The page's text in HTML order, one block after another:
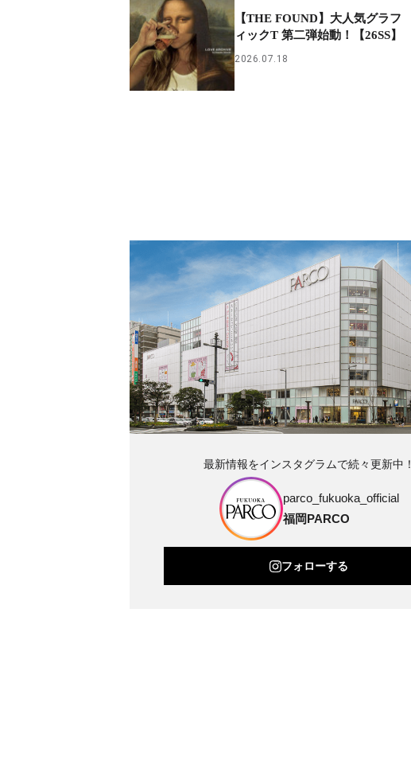
【THE FOUND】大人気グラフ
ィックT 第二弾始動！【26SS】
2026.07.18
最新情報をインスタグラムで続々更新中！
parco_fukuoka_official
福岡PARCO
フォローする